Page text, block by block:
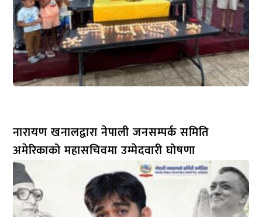
नारायण खनालद्वारा नेपाली जनसम्पर्क समिति
अमेरिकाको महासचिवमा उम्मेदवारी घोषणा